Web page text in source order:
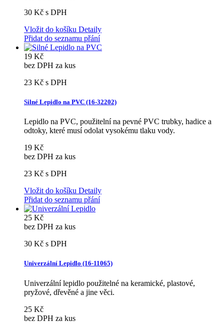
30 Kč s DPH
Vložit do košíku Detaily
Přidat do seznamu přání
19 Kč
bez DPH za kus
23 Kč s DPH
Silné Lepidlo na PVC (16-32202)
Lepidlo na PVC, použitelní na pevné PVC trubky, hadice a
odtoky, které musí odolat vysokému tlaku vody.
19 Kč
bez DPH za kus
23 Kč s DPH
Vložit do košíku Detaily
Přidat do seznamu přání
25 Kč
bez DPH za kus
30 Kč s DPH
Univerzální Lepidlo (16-11065)
Univerzální lepidlo použitelné na keramické, plastové,
pryžové, dřevěné a jine věci.
25 Kč
bez DPH za kus